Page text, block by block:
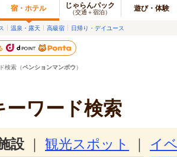
宿・ホテル じゃらんパック
（交通＋宿泊） 遊び・体験
温泉・露天 高級宿 日帰り・デイユース
検索（ペンションマンボウ）
ーワード検索
設 観光スポット イ